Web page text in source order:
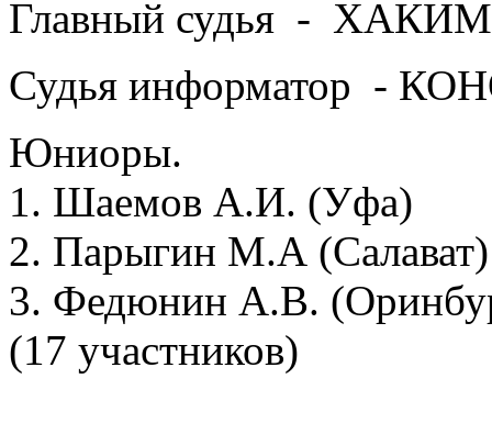
Главный судья -
Судья информатор -
Юниоры.
1. Шаемов А.И. (Уфа)
2. Парыгин М.А (Салават)
3. Федюнин А.В.
(17 участников)